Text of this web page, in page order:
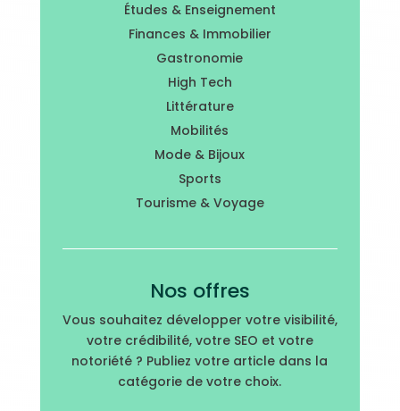
Études & Enseignement
Finances & Immobilier
Gastronomie
High Tech
Littérature
Mobilités
Mode & Bijoux
Sports
Tourisme & Voyage
Nos offres
Vous souhaitez développer votre visibilité,
votre crédibilité, votre SEO et votre
notoriété ? Publiez votre article dans la
catégorie de votre choix.